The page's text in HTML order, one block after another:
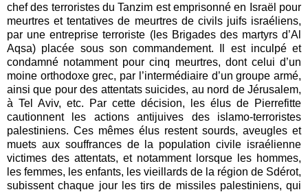
chef des terroristes du Tanzim est emprisonné en Israël pour
meurtres et tentatives de meurtres de civils juifs israéliens,
par une entreprise terroriste (les Brigades des martyrs d’Al
Aqsa) placée sous son commandement. Il est inculpé et
condamné notamment pour cinq meurtres, dont celui d’un
moine orthodoxe grec, par l’intermédiaire d’un groupe armé,
ainsi que pour des attentats suicides, au nord de Jérusalem,
à Tel Aviv, etc. Par cette décision, les élus de Pierrefitte
cautionnent les actions antijuives des islamo-terroristes
palestiniens. Ces mêmes élus restent sourds, aveugles et
muets aux souffrances de la population civile israélienne
victimes des attentats, et notamment lorsque les hommes,
les femmes, les enfants, les vieillards de la région de Sdérot,
subissent chaque jour les tirs de missiles palestiniens, qui